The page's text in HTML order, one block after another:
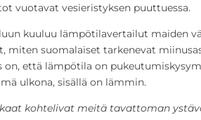
vuotavat vesieristyksen puuttuessa.
kuuluu lämpötilavertailut maiden
miten suomalaiset tarkenevat
on, että lämpötila on
ulkona, sisällä on lämmin.
kohtelivat meitä tavattoman